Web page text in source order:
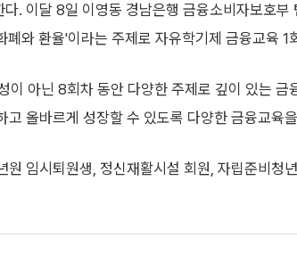
. 이달 8일 이영동 경남은행 금융소비자보호부
폐와 환율'이라는 주제로 자유학기제 금융교육 1
이 아닌 8회차 동안 다양한 주제로 깊이 있는
고 올바르게 성장할 수 있도록 다양한 금융교육
원 임시퇴원생, 정신재활시설 회원, 자립준비청